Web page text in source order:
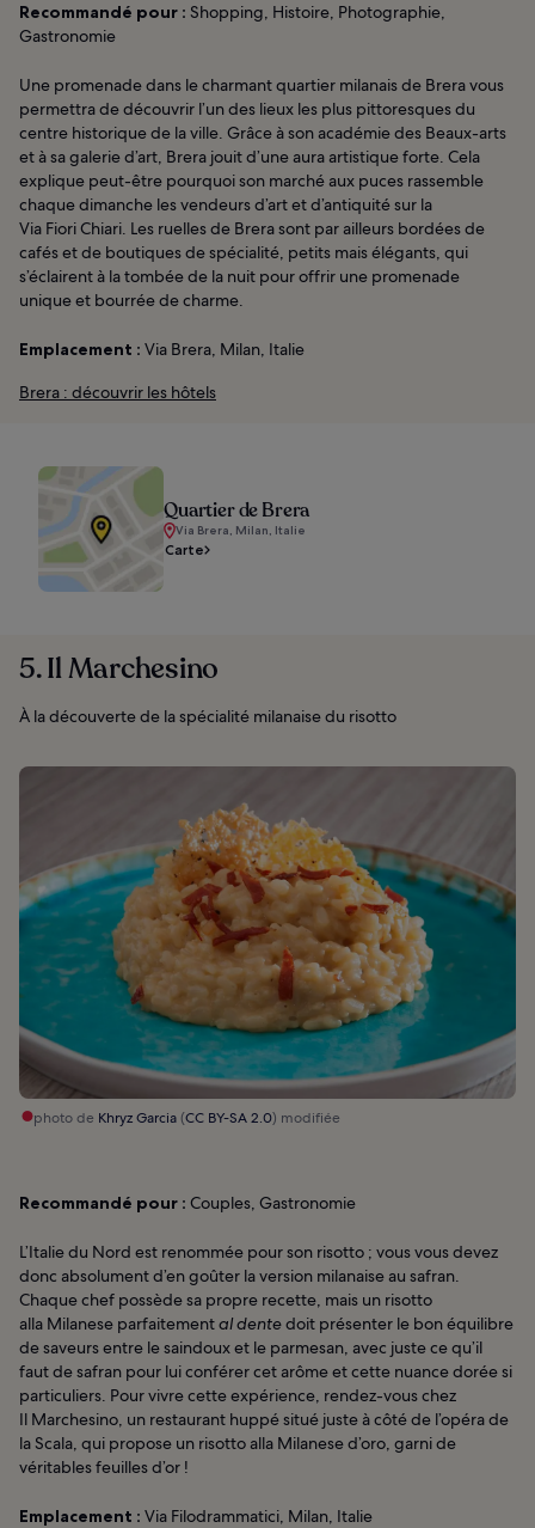
Recommandé pour : Shopping, Histoire, Photographie,
Gastronomie
Une promenade dans le charmant quartier milanais de Brera vous
permettra de découvrir l’un des lieux les plus pittoresques du
centre historique de la ville. Grâce à son académie des Beaux-arts
et à sa galerie d’art, Brera jouit d’une aura artistique forte. Cela
explique peut-être pourquoi son marché aux puces rassemble
chaque dimanche les vendeurs d’art et d’antiquité sur la
Via Fiori Chiari. Les ruelles de Brera sont par ailleurs bordées de
cafés et de boutiques de spécialité, petits mais élégants, qui
s’éclairent à la tombée de la nuit pour offrir une promenade
unique et bourrée de charme.
Emplacement : Via Brera, Milan, Italie
Brera : découvrir les hôtels
Quartier de Brera
Via Brera, Milan, Italie
Carte
5. Il Marchesino
À la découverte de la spécialité milanaise du risotto
photo de Khryz Garcia(CC BY-SA 2.0) modifiée
Recommandé pour : Couples, Gastronomie
L’Italie du Nord est renommée pour son risotto ; vous vous devez
donc absolument d’en goûter la version milanaise au safran.
Chaque chef possède sa propre recette, mais un risotto
alla Milanese parfaitemental dentedoit présenter le bon équilibre
de saveurs entre le saindoux et le parmesan, avec juste ce qu’il
faut de safran pour lui conférer cet arôme et cette nuance dorée si
particuliers. Pour vivre cette expérience, rendez-vous chez
Il Marchesino, un restaurant huppé situé juste à côté de l’opéra de
la Scala, qui propose un risotto alla Milanese d’oro, garni de
véritables feuilles d’or !
Emplacement : Via Filodrammatici, Milan, Italie